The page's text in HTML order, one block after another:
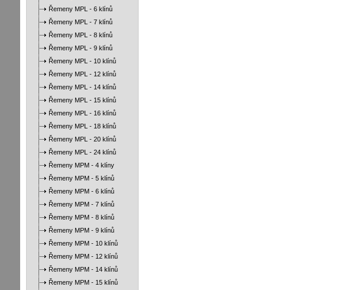
Řemeny MPL - 6 klínů
Řemeny MPL - 7 klínů
Řemeny MPL - 8 klínů
Řemeny MPL - 9 klínů
Řemeny MPL - 10 klínů
Řemeny MPL - 12 klínů
Řemeny MPL - 14 klínů
Řemeny MPL - 15 klínů
Řemeny MPL - 16 klínů
Řemeny MPL - 18 klínů
Řemeny MPL - 20 klínů
Řemeny MPL - 24 klínů
Řemeny MPM - 4 klíny
Řemeny MPM - 5 klínů
Řemeny MPM - 6 klínů
Řemeny MPM - 7 klínů
Řemeny MPM - 8 klínů
Řemeny MPM - 9 klínů
Řemeny MPM - 10 klínů
Řemeny MPM - 12 klínů
Řemeny MPM - 14 klínů
Řemeny MPM - 15 klínů